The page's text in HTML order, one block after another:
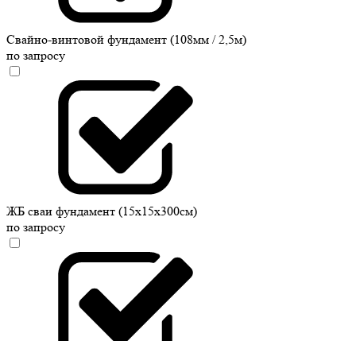
Свайно-винтовой фундамент (108мм / 2,5м)
по запросу
ЖБ сваи фундамент (15х15х300см)
по запросу